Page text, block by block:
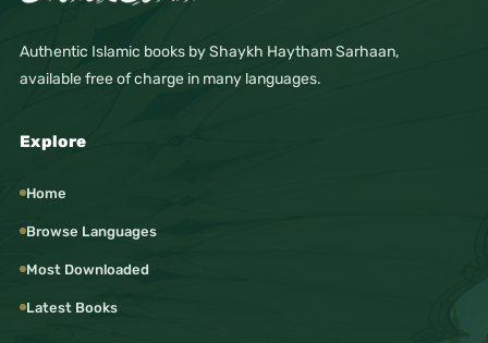
Authentic Islamic books by Shaykh Haytham Sarhaan,
available free of charge in many languages.
Explore
Home
Browse Languages
Most Downloaded
Latest Books